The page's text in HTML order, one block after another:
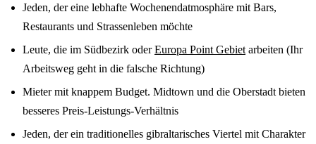
Jeden, der eine lebhafte Wochenendatmosphäre mit Bars,
Restaurants und Strassenleben möchte
Leute, die im Südbezirk oderEuropa Point Gebiet arbeiten (Ihr
Arbeitsweg geht in die falsche Richtung)
Mieter mit knappem Budget. Midtown und die Oberstadt bieten
besseres Preis-Leistungs-Verhältnis
Jeden, der ein traditionelles gibraltarisches Viertel mit Charakter